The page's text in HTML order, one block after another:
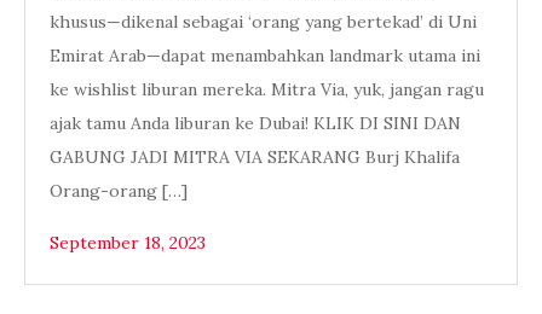
khusus—dikenal sebagai ‘orang yang bertekad’ di Uni
Emirat Arab—dapat menambahkan landmark utama ini
ke wishlist liburan mereka. Mitra Via, yuk, jangan ragu
ajak tamu Anda liburan ke Dubai! KLIK DI SINI DAN
GABUNG JADI MITRA VIA SEKARANG Burj Khalifa
Orang-orang […]
September 18, 2023